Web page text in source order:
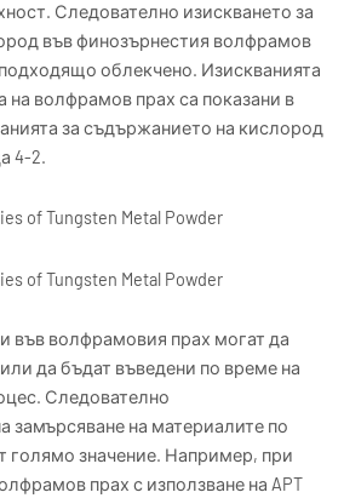
Следователно изискването за
във финозърнестия волфрамов
облекчено. Изискванията
на волфрамов прах са показани в
за съдържанието на кислород
4-2.
във волфрамовия прах могат да
да бъдат въведени по време на
Следователно
замърсяване на материалите по
голямо значение. Например, при
прах с използване на APT